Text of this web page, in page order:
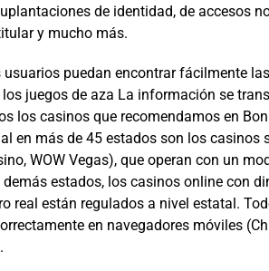
de identidad, de accesos
y mucho más.
puedan encontrar fácilmente
juegos de aza La información se
los casinos que recomendamos en
en más de 45 estados son los casinos
WOW Vegas), que operan con un
estados, los casinos online con
real están regulados a nivel estatal.
en navegadores móviles